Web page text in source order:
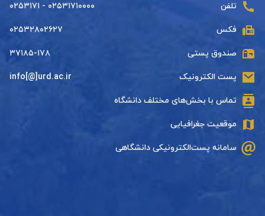
تلفن ۰۲۵۳۱۷۱۰۰۰۰ - ۰۲۵۳۱۷۱
فکس ۰۲۵۳۲۸۰۲۶۲۷
صندوق پستی ۳۷۱۸۵-۱۷۸
پست الکترونیک info[@]urd.ac.ir
تماس با بخش‌های مختلف دانشگاه
موقعیت جغرافیایی
سامانه پست‌الکترونیکی دانشگاهی